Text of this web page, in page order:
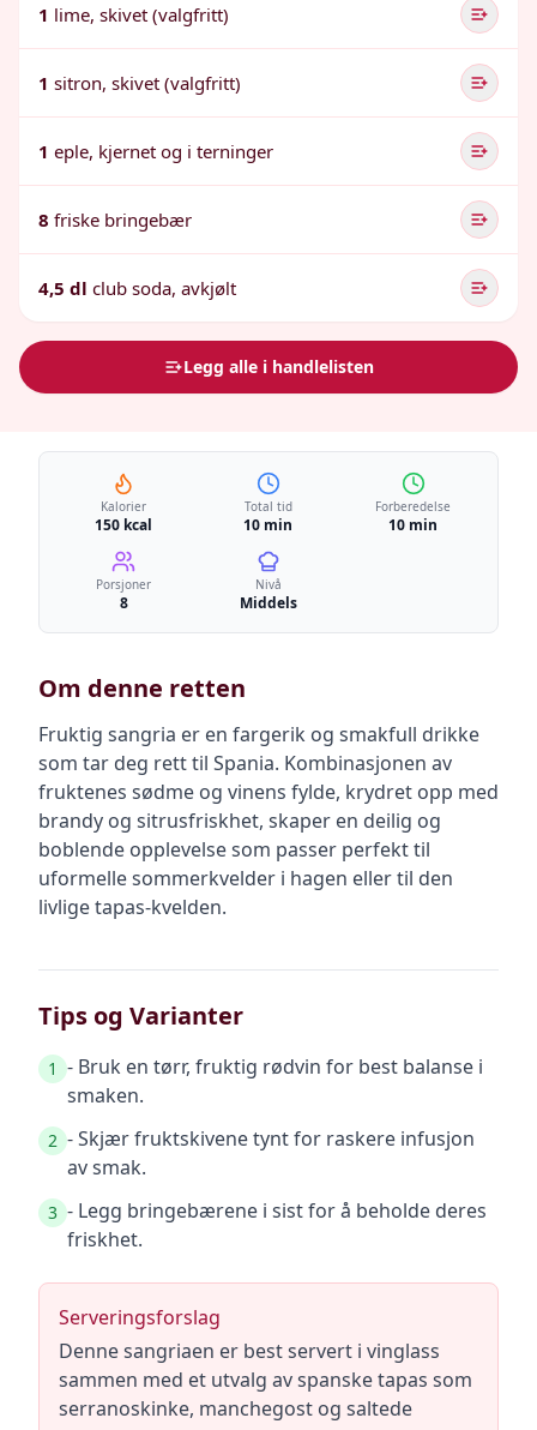
1 lime, skivet (valgfritt)
1 sitron, skivet (valgfritt)
1 eple, kjernet og i terninger
8 friske bringebær
4,5 dl club soda, avkjølt
Legg alle i handlelisten
Kalorier
150 kcal
Total tid
10 min
Forberedelse
10 min
Porsjoner
8
Nivå
Middels
Om denne retten
Fruktig sangria er en fargerik og smakfull drikke
som tar deg rett til Spania. Kombinasjonen av
fruktenes sødme og vinens fylde, krydret opp med
brandy og sitrusfriskhet, skaper en deilig og
boblende opplevelse som passer perfekt til
uformelle sommerkvelder i hagen eller til den
livlige tapas-kvelden.
Tips og Varianter
1 - Bruk en tørr, fruktig rødvin for best balanse i
smaken.
2 - Skjær fruktskivene tynt for raskere infusjon
av smak.
3 - Legg bringebærene i sist for å beholde deres
friskhet.
Serveringsforslag
Denne sangriaen er best servert i vinglass
sammen med et utvalg av spanske tapas som
serranoskinke, manchegost og saltede